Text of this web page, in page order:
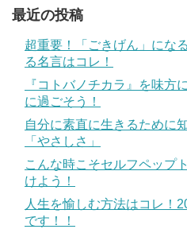
最近の投稿
超重要！「ごきげん」にな
る名言はコレ！
『コトバノチカラ』を味方
に過ごそう！
自分に素直に生きるために
「やさしさ」
こんな時こそセルフペップ
けよう！
人生を愉しむ方法はコレ！
です！！